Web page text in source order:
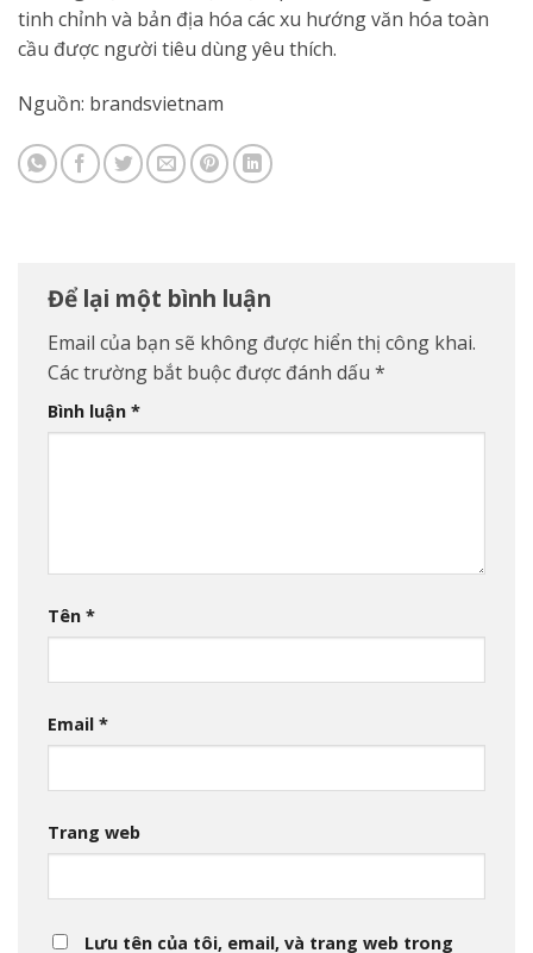
tinh chỉnh và bản địa hóa các xu hướng văn hóa toàn
cầu được người tiêu dùng yêu thích.
Nguồn: brandsvietnam
Để lại một bình luận
Email của bạn sẽ không được hiển thị công khai.
Các trường bắt buộc được đánh dấu *
Bình luận *
Tên *
Email *
Trang web
Lưu tên của tôi, email, và trang web trong